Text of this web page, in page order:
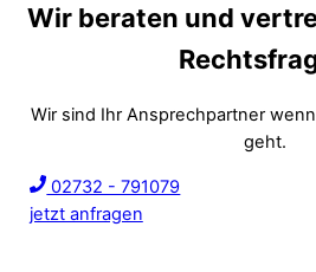
Wir beraten und
Wir sind Ihr Ansprechpartner
geht.
02732 - 791079
jetzt anfragen